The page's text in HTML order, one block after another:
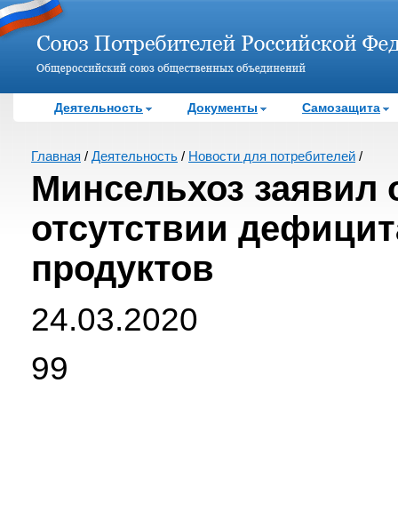
Деятельность Документы Самозащита
Главная / Деятельность / Новости для потребителей /
Минсельхоз заявил
отсутствии
продуктов
24.03.2020
99